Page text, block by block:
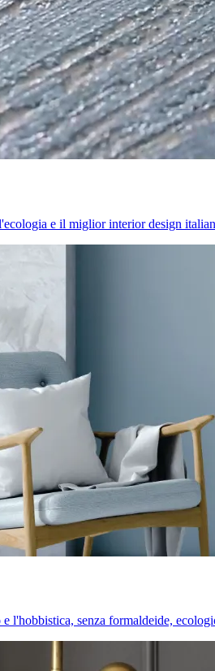
e il miglior interior design
l'hobbistica, senza formaldeide,